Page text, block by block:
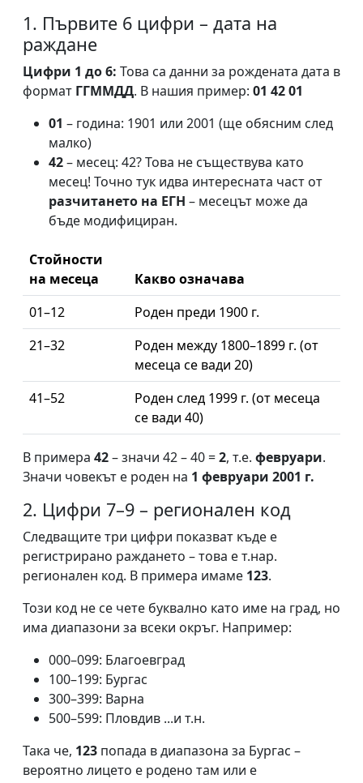
1. Първите 6 цифри – дата на
раждане
Цифри 1 до 6: Това са данни за рождената дата в
формат ГГММДД. В нашия пример: 01 42 01
01 – година: 1901 или 2001 (ще обясним след
малко)
42– месец: 42? Това не съществува като
месец! Точно тук идва интересната част от
разчитането на ЕГН – месецът може да
бъде модифициран.
Стойности
на месеца
Какво означава
01–12
Роден преди 1900 г.
21–32
Роден между 1800–1899 г. (от
месеца се вади 20)
41–52
Роден след 1999 г. (от месеца
се вади 40)
В примера 42– значи 42 – 40 =2, т.е. февруари.
Значи човекът е роден на 1 февруари 2001 г.
2. Цифри 7–9 – регионален код
Следващите три цифри показват къде е
регистрирано раждането – това е т.нар.
регионален код. В примера имаме 123.
Този код не се чете буквално като име на град, но
има диапазони за всеки окръг. Например:
000–099: Благоевград
100–199: Бургас
300–399: Варна
500–599: Пловдив ...и т.н.
Така че, 123 попада в диапазона за Бургас –
вероятно лицето е родено там или е